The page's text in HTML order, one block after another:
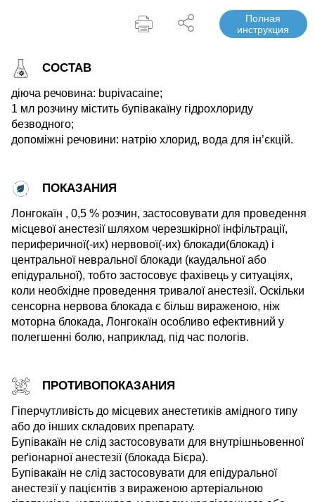
Полная
инструкция
СОСТАВ
діюча речовина: bupivacaine;
1 мл розчину містить бупівакаїну гідрохлориду
безводного;
допоміжні речовини: натрію хлорид, вода для ін’єкцій.
ПОКАЗАНИЯ
Лонгокаїн , 0,5 % розчин, застосовувати для проведення
місцевої анестезії шляхом черезшкірної інфільтрації,
периферичної(-их) нервової(-их) блокади(блокад) і
центральної невральної блокади (каудальної або
епідуральної), тобто застосовує фахівець у ситуаціях,
коли необхідне проведення тривалої анестезії. Оскільки
сенсорна нервова блокада є більш вираженою, ніж
моторна блокада, Лонгокаїн особливо ефективний у
полегшенні болю, наприклад, під час пологів.
ПРОТИВОПОКАЗАНИЯ
Гіперчутливість до місцевих анестетиків амідного типу
або до інших складових препарату.
Бупівакаїн не слід застосовувати для внутрішньовенної
реґіонарної анестезії (блокада Бієра).
Бупівакаїн не слід застосовувати для епідуральної
анестезії у пацієнтів з вираженою артеріальною